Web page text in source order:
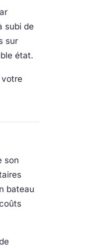
subi de
sur
état.
votre
son
bateau